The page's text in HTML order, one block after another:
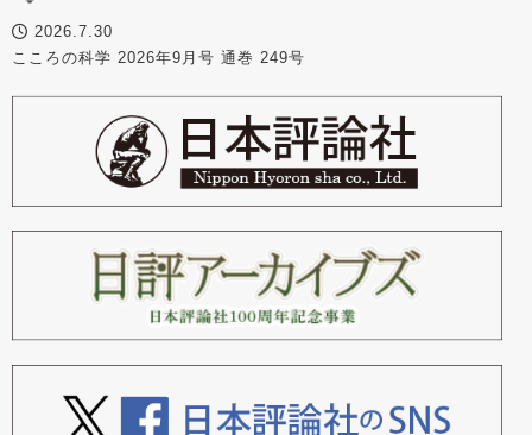
2026.7.30
こころの科学 2026年9月号 通巻 249号